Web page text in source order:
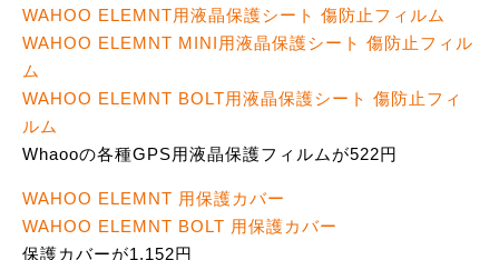
WAHOO ELEMNT用液晶保護シート 傷防止フィルム
WAHOO ELEMNT MINI用液晶保護シート 傷防止フィル
ム
WAHOO ELEMNT BOLT用液晶保護シート 傷防止フィ
ルム
Whaooの各種GPS用液晶保護フィルムが522円
WAHOO ELEMNT 用保護カバー
WAHOO ELEMNT BOLT 用保護カバー
保護カバーが1,152円